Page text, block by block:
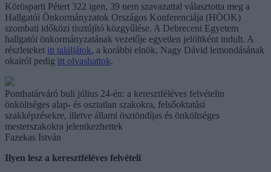
Körösparti Pétert 322 igen, 39 nem szavazattal választotta meg a
Hallgatói Önkormányzatok Országos Konferenciája (HÖOK)
szombati időközi tisztújító közgyűlése. A Debreceni Egyetem
hallgatói önkormányzatának vezetője egyetlen jelöltként indult. A
részleteket itt találjátok, a korábbi elnök, Nagy Dávid lemondásának
okairól pedig itt olvashattok.
Ponthatárváró buli július 24-én: a keresztféléves felvételin
önköltséges alap- és osztatlan szakokra, felsőoktatási
szakképzésekre, illetve állami ösztöndíjas és önköltséges
mesterszakokra jelentkezhettek
Fazekas István
Ilyen lesz a keresztféléves felvételi